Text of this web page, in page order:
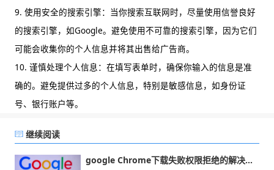
9. 使用安全的搜索引擎：当你搜索互联网时，尽量使用信誉良好
的搜索引擎，如Google。避免使用不可靠的搜索引擎，因为它们
可能会收集你的个人信息并将其出售给广告商。
10. 谨慎处理个人信息：在填写表单时，确保你输入的信息是准
确的。避免提供过多的个人信息，特别是敏感信息，如身份证
号、银行账户等。
继续阅读
google Chrome下载失败权限拒绝的解决方案